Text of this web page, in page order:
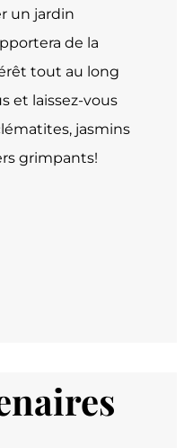
un jardin
de la
tout au long
et laissez-vous
jasmins
grimpants!